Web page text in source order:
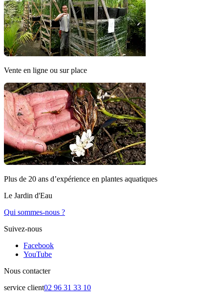
Vente en ligne ou sur place
Plus de 20 ans d’expérience en plantes aquatiques
Le Jardin d'Eau
Qui sommes-nous ?
Suivez-nous
Facebook
YouTube
Nous contacter
service client02 96 31 33 10